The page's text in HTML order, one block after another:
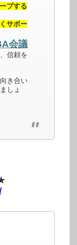
プする
サポー
会議
信頼を
き合い
しょ